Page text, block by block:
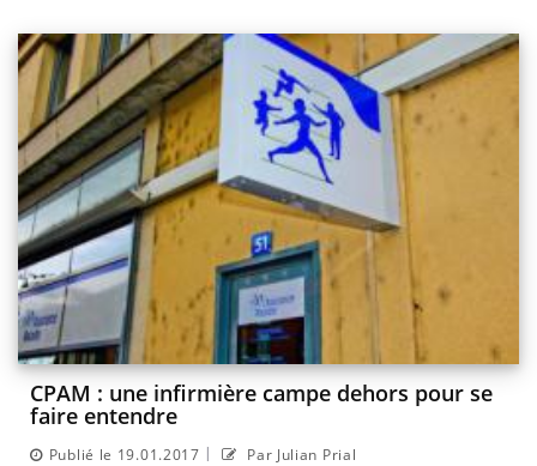
CPAM : une infirmière campe dehors pour se
faire entendre
Publié le 19.01.2017 | Par Julian Prial